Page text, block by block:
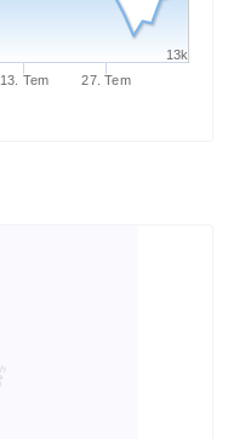
13. Tem 27. Tem
13k